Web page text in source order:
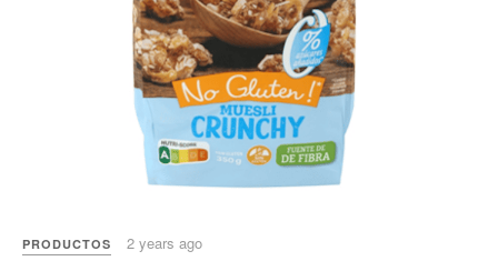
PRODUCTOS 2 years ago